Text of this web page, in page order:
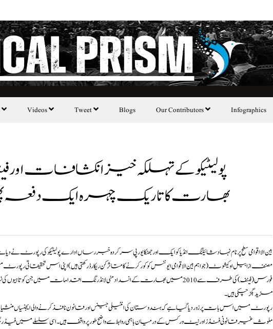
Videos Tweet Blogs Our Contributors Infographics
پولیٹیکو کے تہلکہ خیز انکشافات
بھارت کا تاریک چہرہ ایک
بین الااقوامی سطح پر نام نہاد شائیننگ انڈیا کو ایک اور جھٹکا یورپی سر کردہ خبر رساں ادارے پولیٹیکو کی رپورٹ نے دیا
مصنف ازابیل اوکیشوٹ (جو اہم بین الاقوامی ایونٹس کو کور کرنے کا متاثر کن ریکارڈ رکھتی ہیں) اپنی اس تحقیقاتی
فورس (فیٹف) کی طرف سے 2010 میں بھارت کے انسداد منی لانڈرنگ اقدامات میں جن کوتاہیوں
مزید بگڑ چکی ہیں۔
رپورٹ میں اس بات پر زور دیا گیا ہے کہ ہندوستان کی انٹیلی جینس اور قانون نافذ کرنے والی ایجنسیاں
ملوث غیر قانونی فنڈز اور نیٹ ورکس کے درمیان باہمی روابط سے واضح طور پر واقف ہیں۔اسی سلسلے